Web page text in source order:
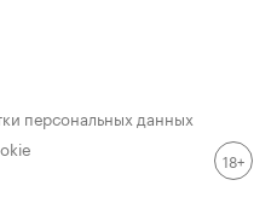
персональных данных
18+